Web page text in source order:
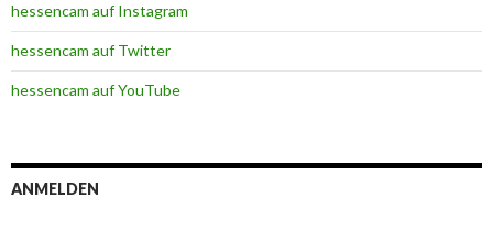
hessencam auf Instagram
hessencam auf Twitter
hessencam auf YouTube
ANMELDEN